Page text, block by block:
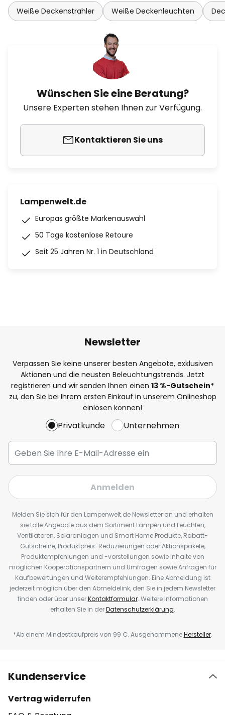
Weiße Deckenstrahler Weiße Deckenleuchten
Wünschen Sie eine Beratung?
Unsere Experten stehen Ihnen zur Verfügung.
Kontaktieren Sie uns
Lampenwelt.de
Europas größte Markenauswahl
50 Tage kostenlose Retoure
Seit 25 Jahren Nr. 1 in Deutschland
Newsletter
Verpassen Sie keine unserer besten Angebote, exklusiven
Aktionen und die neusten Beleuchtungstrends. Jetzt
registrieren und wir senden Ihnen einen 13 %-Gutschein*
zu, den Sie bei Ihrem ersten Einkauf in unserem Onlineshop
einlösen können!
Privatkunde Unternehmen
Anmelden
Melden Sie sich für den Lampenwelt.de Newsletter an und erhalten
sie tolle Angebote aus dem Sortiment Lampen und Leuchten,
Ventilatoren, Solaranlagen und Smart Home Produkte, Rabatt-
Gutscheine, Produktpreis-Reduzierungen oder Aktionspakete,
Produktempfehlungen und -vorstellungen sowie Inhalte von
möglichen Kooperationspartnern und Umfragen sowie Anfragen für
Kaufbewertungen und Weiterempfehlungen. Eine Abmeldung ist
jederzeit möglich über den Abmeldelink, den Sie in jedem Newsletter
finden oder über unserKontaktformular. Weitere Informationen
erhalten Sie in derDatenschutzerklärung.
*Ab einem Mindestkaufpreis von 99 €. AusgenommeneHersteller.
Kundenservice
Vertrag widerrufen